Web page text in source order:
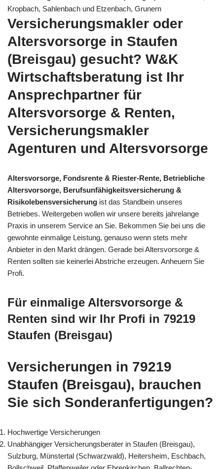
Kropbach, Sahlenbach und Etzenbach, Grunern
Versicherungsmakler oder
Altersvorsorge in Staufen
(Breisgau) gesucht? W&K
Wirtschaftsberatung ist Ihr
Ansprechpartner für
Altersvorsorge & Renten,
Versicherungsmakler
Agenturen und Altersvorsorge
Altersvorsorge, Fondsrente & Riester-Rente, Betriebliche
Altersvorsorge, Berufsunfähigkeitsversicherung &
Risikolebensversicherung ist das Standbein unseres
Betriebes. Weitergeben wollen wir unsere bereits jahrelange
Praxis in unserem Service an Sie. Bekommen Sie bei uns die
gewohnte einmalige Leistung, genauso wenn stets mehr
Anbieter in den Markt drängen. Gerade bei Altersvorsorge &
Renten sollten sie keinerlei Abstriche erzeugen. Anheuern Sie
Profi.
Für einmalige Altersvorsorge &
Renten sind wir Ihr Profi in 79219
Staufen (Breisgau)
Versicherungen in 79219
Staufen (Breisgau), brauchen
Sie sich Sonderanfertigungen?
Hochwertige Versicherungen
Unabhängiger Versicherungsberater in Staufen (Breisgau),
Sulzburg, Münstertal (Schwarzwald), Heitersheim, Eschbach,